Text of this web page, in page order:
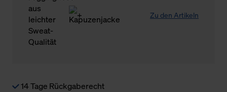
Zu den Artikeln
14 Tage Rückgaberecht